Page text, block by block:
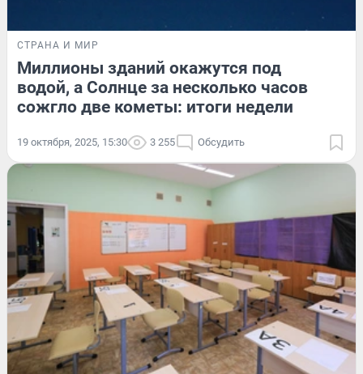
СТРАНА И МИР
Миллионы зданий окажутся под
водой, а Солнце за несколько часов
сожгло две кометы: итоги недели
19 октября, 2025, 15:30 3 255 Обсудить